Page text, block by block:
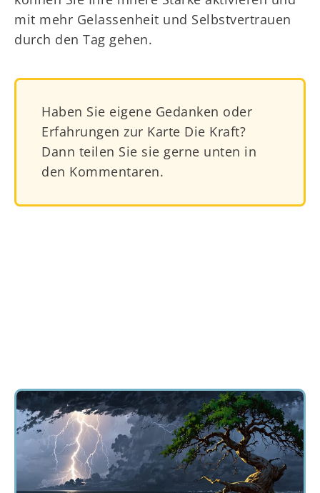
mit mehr Gelassenheit und Selbstvertrauen
durch den Tag gehen.
Haben Sie eigene Gedanken oder
Erfahrungen zur Karte Die Kraft?
Dann teilen Sie sie gerne unten in
den Kommentaren.